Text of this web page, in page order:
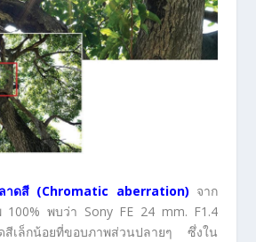
าดสี (Chromatic aberration) จาก
100% พบว่า Sony FE 24 mm. F1.4
เล็กน้อยที่ขอบภาพส่วนปลายๆ ซึ่งใน